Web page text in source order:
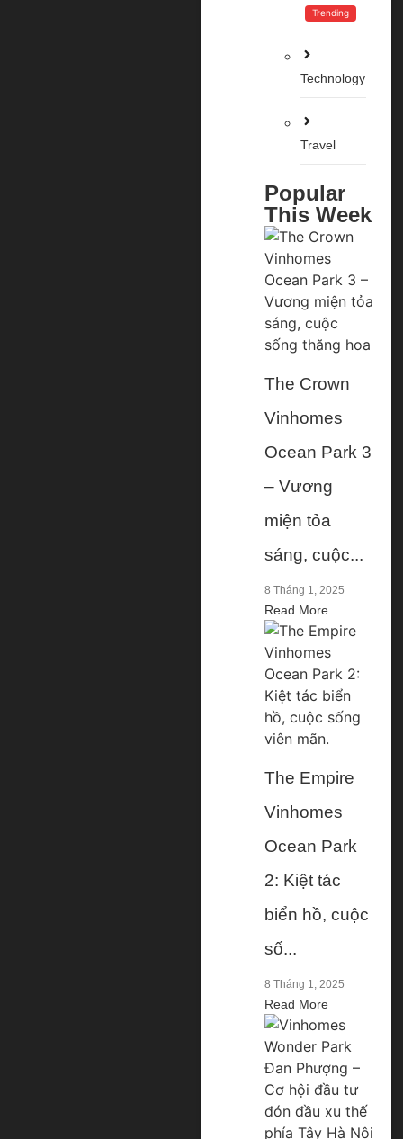
Trending
Technology
Travel
Popular
This Week
The Crown
Vinhomes
Ocean Park 3
– Vương
miện tỏa
sáng, cuộc...
8 Tháng 1, 2025
Read More
The Empire
Vinhomes
Ocean Park
2: Kiệt tác
biển hồ, cuộc
số...
8 Tháng 1, 2025
Read More